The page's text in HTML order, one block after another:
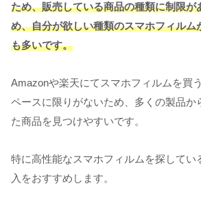
ため、販売している商品の種類に制限が
め、自分が欲しい種類のスマホフィルム
も多いです。
Amazonや楽天にてスマホフィルムを買
ペースに限りがないため、多くの製品か
た商品を見つけやすいです。
特に高性能なスマホフィルムを探してい
入をおすすめします。